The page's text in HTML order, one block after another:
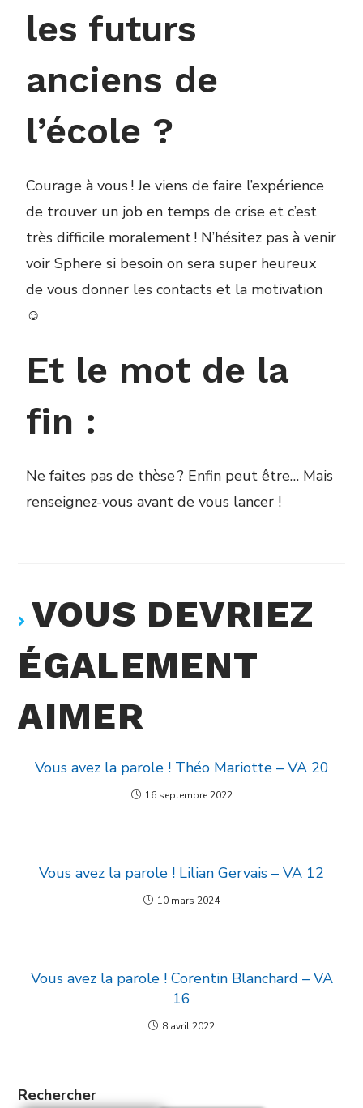
les futurs
anciens de
l’école ?
Courage à vous ! Je viens de faire l’expérience
de trouver un job en temps de crise et c’est
très difficile moralement ! N’hésitez pas à venir
voir Sphere si besoin on sera super heureux
de vous donner les contacts et la motivation
☺
Et le mot de la
fin :
Ne faites pas de thèse ? Enfin peut être… Mais
renseignez-vous avant de vous lancer !
VOUS DEVRIEZ
ÉGALEMENT
AIMER
Vous avez la parole ! Théo Mariotte – VA 20
16 septembre 2022
Vous avez la parole ! Lilian Gervais – VA 12
10 mars 2024
Vous avez la parole ! Corentin Blanchard – VA
16
8 avril 2022
Rechercher